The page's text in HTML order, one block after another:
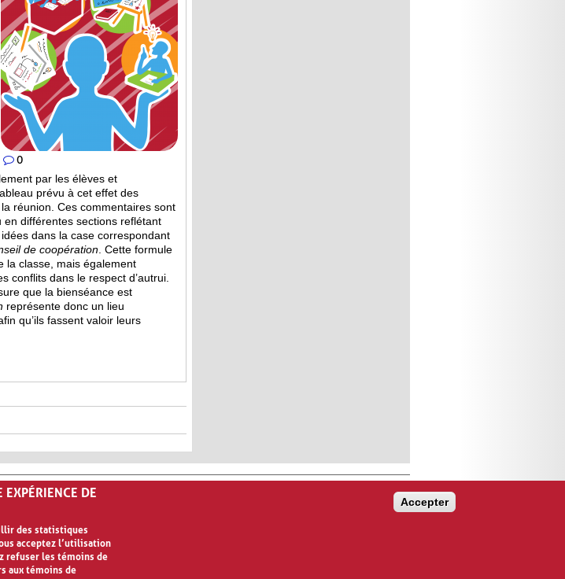
0
par les élèves et
prévu à cet effet des
réunion. Ces commentaires sont
en différentes sections reflétant
dans la case correspondant
de coopération. Cette formule
la classe, mais également
conflits dans le respect d’autrui.
que la bienséance est
représente donc un lieu
qu’ils fassent valoir leurs
DE
des statistiques
acceptez l’utilisation
refuser les témoins de
aux témoins de
Accepter